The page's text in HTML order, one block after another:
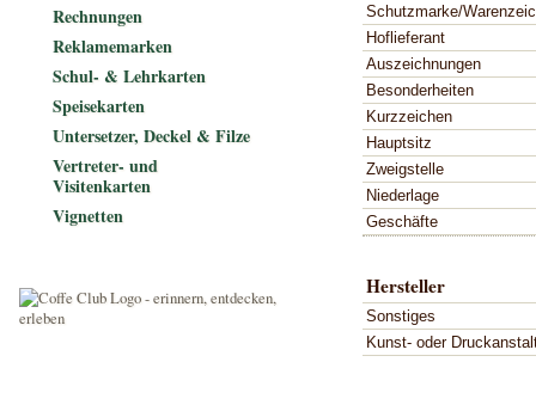
Schutzmarke/
Hoflieferant
Auszeichnungen
Besonderheiten
Kurzzeichen
Hauptsitz
Zweigstelle
Niederlage
Geschäfte
Hersteller
Sonstiges
Kunst- oder
Rechnungen
Reklamemarken
Schul- & Lehrkarten
Speisekarten
Untersetzer, Deckel & Filze
Vertreter- und
Visitenkarten
Vignetten